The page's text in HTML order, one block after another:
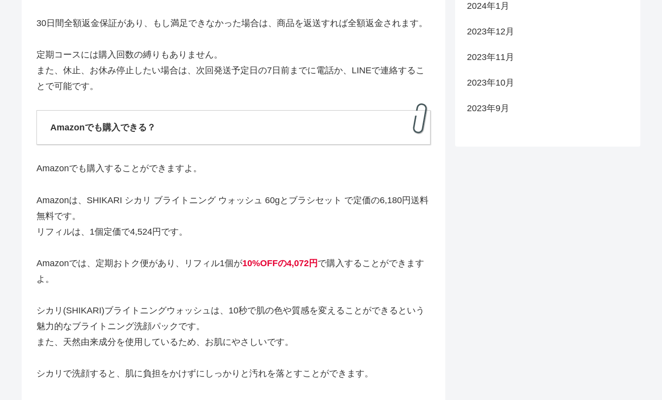
30日間全額返金保証があり、もし満足できなかった場合は、商品を返送すれば全額返金されます。
定期コースには購入回数の縛りもありません。
また、休止、お休み停止したい場合は、次回発送予定日の7日前までに電話か、LINEで連絡するこ
とで可能です。
Amazonでも購入できる？
Amazonでも購入することができますよ。
Amazonは、SHIKARI シカリ ブライトニング ウォッシュ 60gとブラシセット で定価の6,180円送料
無料です。
リフィルは、1個定価で4,524円です。
Amazonでは、定期おトク便があり、リフィル1個が10%OFFの4,072円 で購入することができます
よ。
シカリ(SHIKARI)ブライトニングウォッシュは、10秒で肌の色や質感を変えることができるという
魅力的なブライトニング洗顔パックです。
また、天然由来成分を使用しているため、お肌にやさしいです。
シカリで洗顔すると、肌に負担をかけずにしっかりと汚れを落とすことができます。
2024年1月
2023年12月
2023年11月
2023年10月
2023年9月